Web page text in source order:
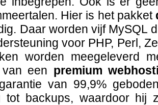
Hier is het pakket
Daar worden vijf MySQL
voor PHP, Perl,
worden meegeleverd
een premium
van 99,9%
tot backups, waardoor hij